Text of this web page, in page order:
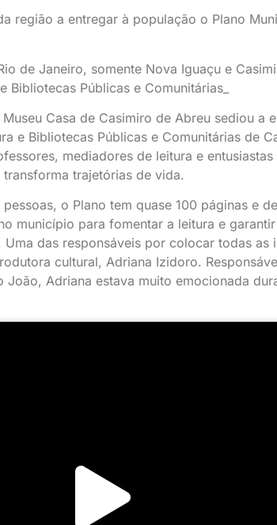
região a entregar à população o Plano
de Janeiro, somente Nova Iguaçu e
Públicas e Comunitárias_
Casa de Casimiro de Abreu sediou a
e Bibliotecas Públicas e Comunitárias de
mediadores de leitura e
trajetórias de vida.
o Plano tem quase 100 páginas e
município para fomentar a leitura e
das responsáveis por colocar todas as
cultural, Adriana Izidoro.
João, Adriana estava muito emocionada